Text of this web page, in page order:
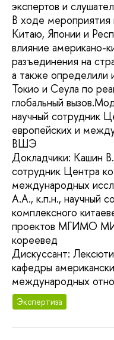
экспертов и
В ходе
Китаю, Японии и
влияние американо-
разъединения на
а также определили
Токио и Сеула по
глобальный
научный сотрудник
европейских и
ВШЭ
Докладчики: Кашин
сотрудник Центра
международных
А.А., к.п.н., научный
комплексного
проектов МГИМО
кореевед
Дискуссант:
кафедры
международных
Экспертиза